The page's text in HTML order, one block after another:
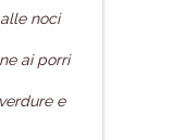
noci
ai porri
e